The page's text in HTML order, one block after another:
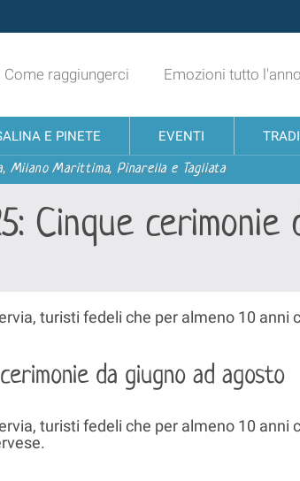
Come raggiungerci Emozioni tutto l'anno
E PINETE EVENTI
Milano Marittima, Pinarella e Tagliata
Cinque cerimonie
turisti fedeli che per almeno 10
da giugno ad agosto
turisti fedeli che per almeno 10 anni